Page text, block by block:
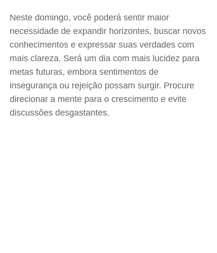
Neste domingo, você poderá sentir maior
necessidade de expandir horizontes, buscar novos
conhecimentos e expressar suas verdades com
mais clareza. Será um dia com mais lucidez para
metas futuras, embora sentimentos de
insegurança ou rejeição possam surgir. Procure
direcionar a mente para o crescimento e evite
discussões desgastantes.